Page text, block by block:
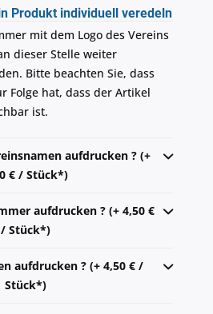
Produkt individuell veredeln
mit dem Logo des Vereins
dieser Stelle weiter
Bitte beachten Sie, dass
Folge hat, dass der Artikel
ist.
aufdrucken ? (+
€ / Stück*)
aufdrucken ? (+ 4,50 €
/ Stück*)
aufdrucken ? (+ 4,50 € /
Stück*)